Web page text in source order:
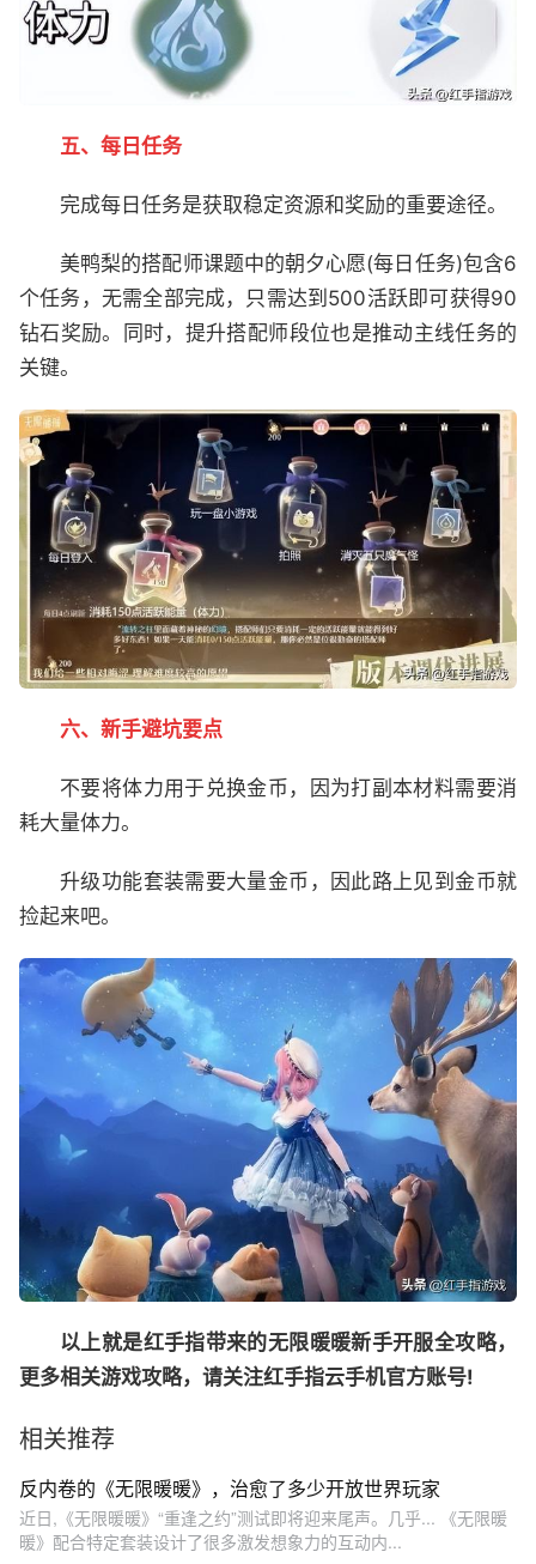
五、每日任务​
完成每日任务是获取稳定资源和奖励的重要途径。
美鸭梨的搭配师课题中的朝夕心愿(每日任务)包含6
个任务，无需全部完成，只需达到500活跃即可获得90
钻石奖励。同时，提升搭配师段位也是推动主线任务的
关键。
六、新手避坑要点
不要将体力用于兑换金币，因为打副本材料需要消
耗大量体力。
升级功能套装需要大量金币，因此路上见到金币就
捡起来吧。
以上就是红手指带来的无限暖暖新手开服全攻略，
更多相关游戏攻略，请关注红手指云手机官方账号!
相关推荐
反内卷的《无限暖暖》，治愈了多少开放世界玩家
近日,《无限暖暖》“重逢之约”测试即将迎来尾声。几乎... 《无限暖
暖》配合特定套装设计了很多激发想象力的互动内...